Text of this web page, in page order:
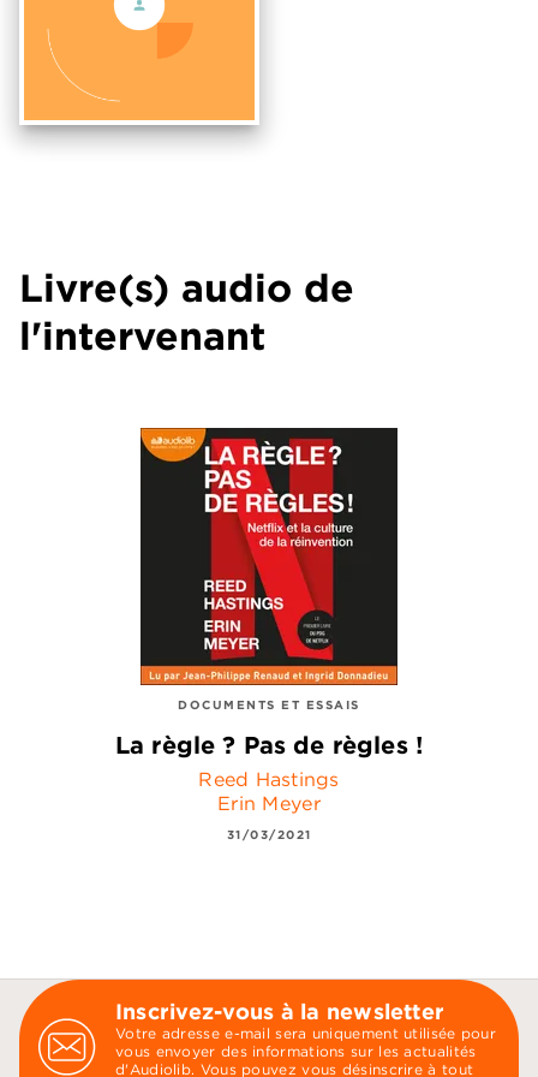
Livre(s) audio de
l'intervenant
DOCUMENTS ET ESSAIS
La règle ? Pas de règles !
Reed Hastings
Erin Meyer
31/03/2021
Inscrivez-vous à la newsletter
Votre adresse e-mail sera uniquement utilisée pour
vous envoyer des informations sur les actualités
d'Audiolib. Vous pouvez vous désinscrire à tout